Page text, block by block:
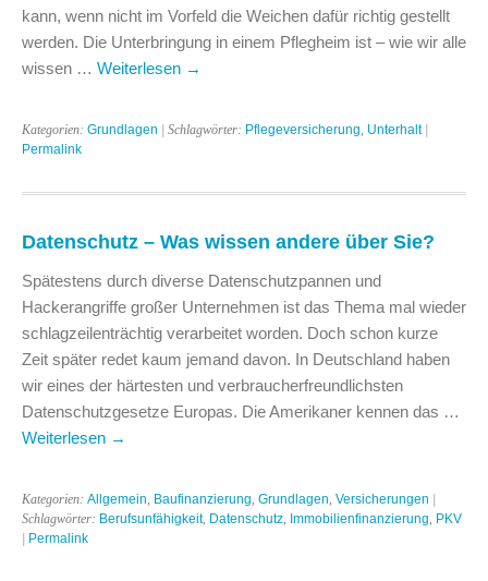
kann, wenn nicht im Vorfeld die Weichen dafür richtig gestellt
werden. Die Unterbringung in einem Pflegheim ist – wie wir alle
wissen … Weiterlesen →
Kategorien: Grundlagen | Schlagwörter: Pflegeversicherung Unterhalt|
Permalink
Datenschutz – Was wissen andere über Sie?
Spätestens durch diverse Datenschutzpannen und
Hackerangriffe großer Unternehmen ist das Thema mal wieder
schlagzeilenträchtig verarbeitet worden. Doch schon kurze
Zeit später redet kaum jemand davon. In Deutschland haben
wir eines der härtesten und verbraucherfreundlichsten
Datenschutzgesetze Europas. Die Amerikaner kennen das …
Weiterlesen →
Kategorien: Allgemein Baufinanzierung Grundlagen Versicherungen |
Schlagwörter: Berufsunfähigkeit, Datenschutz Immobilienfinanzierung PKV
| Permalink